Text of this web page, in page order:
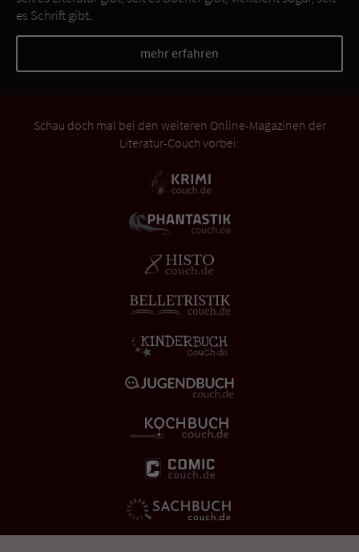
es Schrift gibt.
mehr erfahren
Schau doch mal bei den weiteren Online-Magazinen der
Literatur-Couch vorbei: